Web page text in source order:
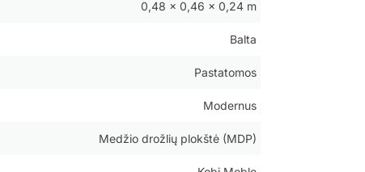
0,48 × 0,46 × 0,24 m
Balta
Pastatomos
Modernus
Medžio drožlių plokštė (MDP)